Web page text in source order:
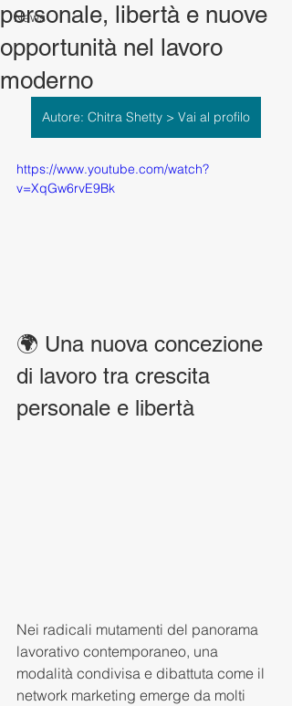
News
personale, libertà e nuove
opportunità nel lavoro
moderno
Autore: Chitra Shetty > Vai al profilo
https://www.youtube.com/watch?
v=XqGw6rvE9Bk
🌍 Una nuova concezione
di lavoro tra crescita
personale e libertà
Nei radicali mutamenti del panorama
lavorativo contemporaneo, una
modalità condivisa e dibattuta come il
network marketing emerge da molti